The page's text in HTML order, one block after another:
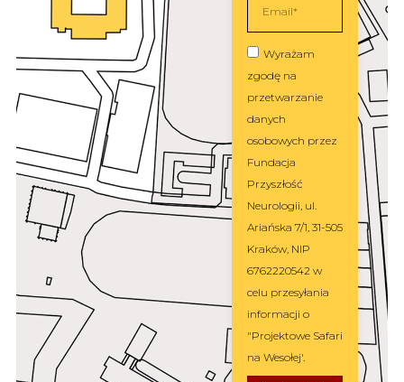
Wyrażam
zgodę na
przetwarzanie
danych
osobowych przez
Fundacja
Przyszłość
Neurologii, ul.
Ariańska 7/1, 31-505
Kraków, NIP
6762220542 w
celu przesyłania
informacji o
"Projektowe Safari
na Wesołej'.